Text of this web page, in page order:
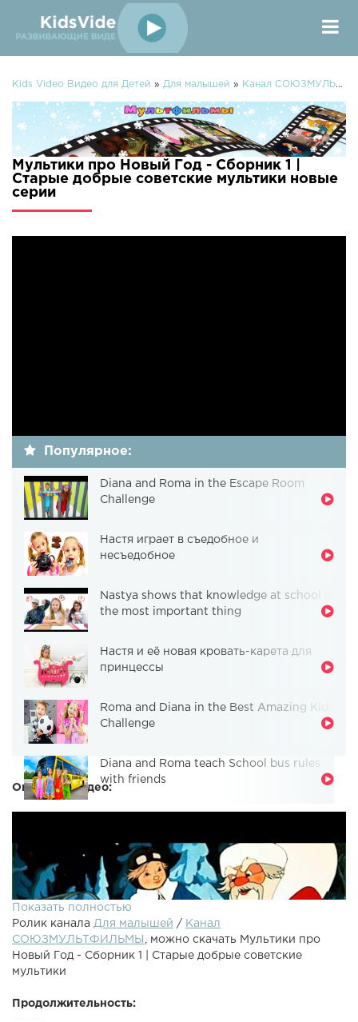
Kids Video Видео для Детей » Для малышей » Канал СОЮЗМУЛЬТФИЛЬМЫ
Мультики про Новый Год - Сборник 1 |
Старые добрые советские мультики новые
серии
Популярное:
Diana and Roma in the Escape Room
Challenge
Настя играет в съедобное и
несъедобное
Nastya shows that knowledge at school is
the most important thing
Настя и её новая кровать-карета для
принцессы
Roma and Diana in the Best Amazing Kids
Challenge
Diana and Roma teach School bus rules
with friends
Описание видео:
Показать полностью
Ролик канала Для малышей / Канал
СОЮЗМУЛЬТФИЛЬМЫ
, можно скачать Мультики про
Новый Год - Сборник 1 | Старые добрые советские
мультики
Продолжительность: